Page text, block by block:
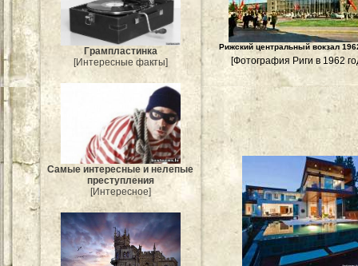
Грампластинка
[Интересные факты]
Самые интересные и нелепые
преступления
[Интересное]
Рижский центральный вокзал
[Фотография Риги в 1962